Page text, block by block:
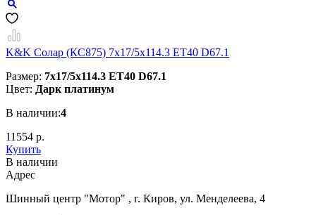
K&K Солар (КС875) 7x17/5x114.3 ET40 D67.1
Размер: 7x17/5x114.3 ET40 D67.1
Цвет: Дарк платинум
В наличии:4
11554 р.
Купить
В наличии
Aдрес
Шинный центр "Мотор" , г. Киров, ул. Менделеева, 4